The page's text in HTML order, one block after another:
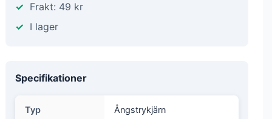
Frakt: 49 kr
I lager
Specifikationer
Typ Ångstrykjärn